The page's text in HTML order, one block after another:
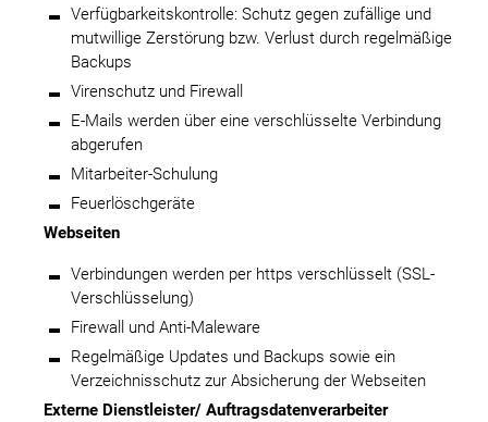
Verfügbarkeitskontrolle: Schutz gegen zufällige und
mutwillige Zerstörung bzw. Verlust durch regelmäßige
Backups
Virenschutz und Firewall
E-Mails werden über eine verschlüsselte Verbindung
abgerufen
Mitarbeiter-Schulung
Feuerlöschgeräte
Webseiten
Verbindungen werden per https verschlüsselt (SSL-
Verschlüsselung)
Firewall und Anti-Maleware
Regelmäßige Updates und Backups sowie ein
Verzeichnisschutz zur Absicherung der Webseiten
Externe Dienstleister/ Auftragsdatenverarbeiter